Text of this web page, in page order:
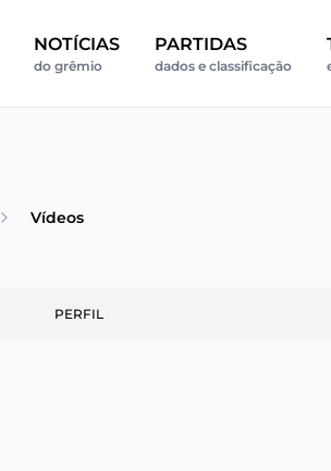
NOTÍCIAS
do grêmio
PARTIDAS
dados e classificação
Vídeos
PERFIL